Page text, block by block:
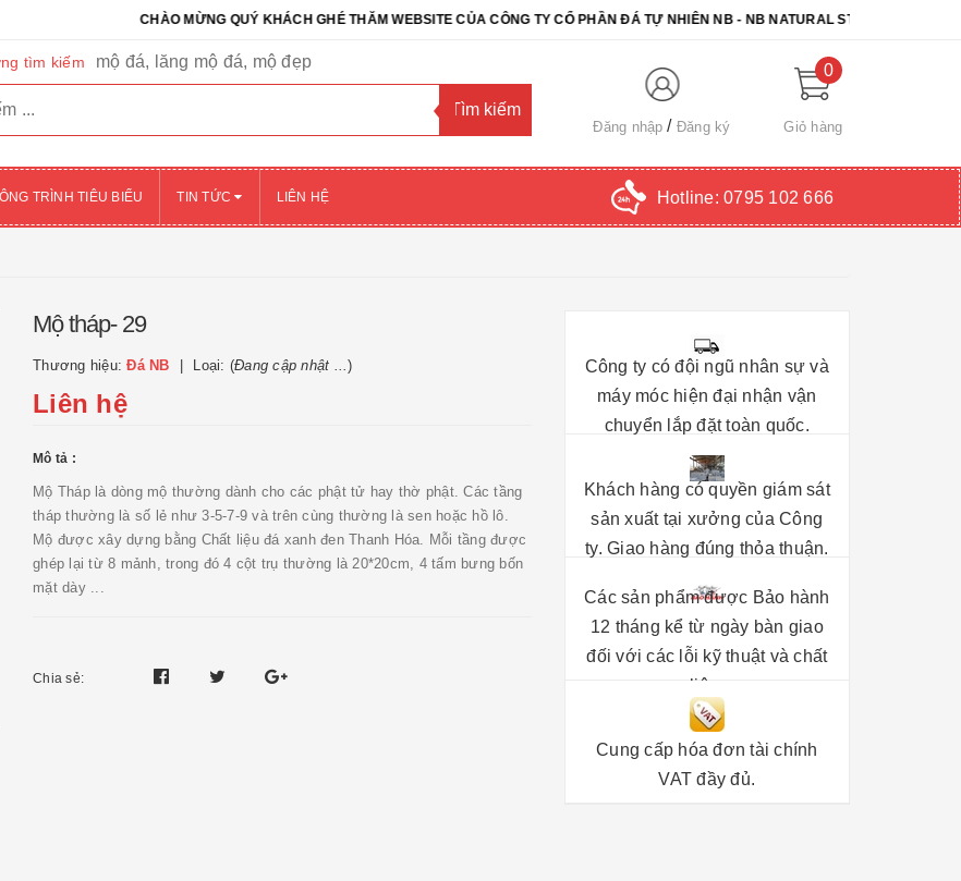
CHÀO MỪNG QUÝ KHÁCH GHÉ THĂM WEBSITE CỦA CÔNG TY CỔ PHẦN ĐÁ TỰ NHIÊN NB - NB NATURAL STONE. CHÚC QUÝ
tìm kiếm mộ đá, lăng mộ đá, mộ đẹp
Đăng nhập Đăng ký
0
Giỏ hàng
TRÌNH TIÊU BIỂU TIN TỨC LIÊN HỆ Hotline: 0795 102 666
Mộ tháp- 29
Thương hiệu:Đá NB Loại: (Đang cập nhật ...)
Liên hệ
Mô tả :
Mộ Tháp là dòng mộ thường dành cho các phật tử hay thờ phật. Các tầng
tháp thường là số lẻ như 3-5-7-9 và trên cùng thường là sen hoặc hồ lô.
Mộ được xây dựng bằng Chất liệu đá xanh đen Thanh Hóa. Mỗi tầng được
ghép lại từ 8 mảnh, trong đó 4 cột trụ thường là 20*20cm, 4 tấm bưng bốn
mặt dày ...
Chia sẻ:
Công ty có đội ngũ nhân sự và
máy móc hiện đại nhận vận
chuyển lắp đặt toàn quốc.
Khách hàng có quyền giám sát
sản xuất tại xưởng của Công
ty. Giao hàng đúng thỏa thuận.
Các sản phẩm được Bảo hành
12 tháng kể từ ngày bàn giao
đối với các lỗi kỹ thuật và chất
liệu.
Cung cấp hóa đơn tài chính
VAT đầy đủ.